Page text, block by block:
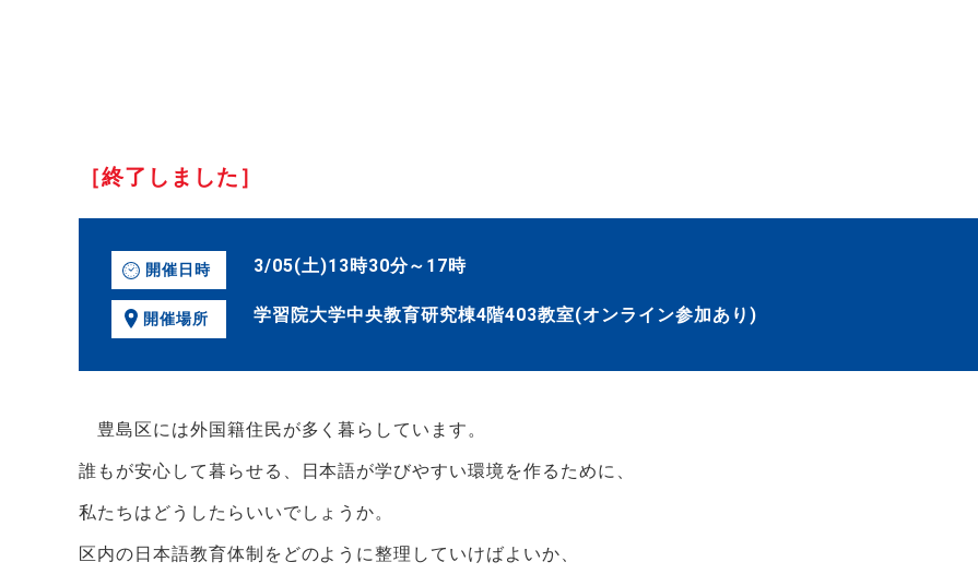
［終了しました］
開催日時 3/05(土)13時30分～17時
開催場所 学習院大学中央教育研究棟4階403教室(オンライン参加あり)
豊島区には外国籍住民が多く暮らしています。
誰もが安心して暮らせる、日本語が学びやすい環境を作るために、
私たちはどうしたらいいでしょうか。
区内の日本語教育体制をどのように整理していけばよいか、